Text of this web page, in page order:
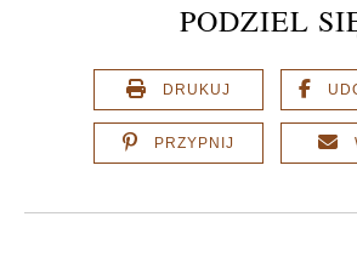
PODZIEL
DRUKUJ
PRZYPNIJ